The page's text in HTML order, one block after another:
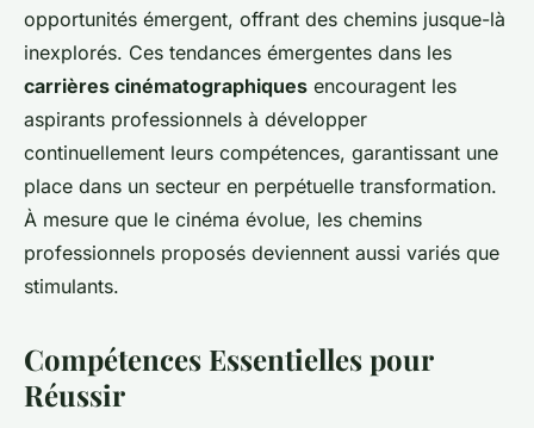
opportunités émergent, offrant des chemins jusque-là
inexplorés. Ces tendances émergentes dans les
carrières cinématographiques encouragent les
aspirants professionnels à développer
continuellement leurs compétences, garantissant une
place dans un secteur en perpétuelle transformation.
À mesure que le cinéma évolue, les chemins
professionnels proposés deviennent aussi variés que
stimulants.
Compétences Essentielles pour
Réussir